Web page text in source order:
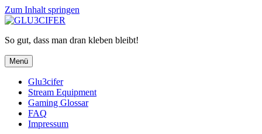
Zum Inhalt springen
So gut, dass man dran kleben bleibt!
Menü
Glu3cifer
Stream Equipment
Gaming Glossar
FAQ
Impressum